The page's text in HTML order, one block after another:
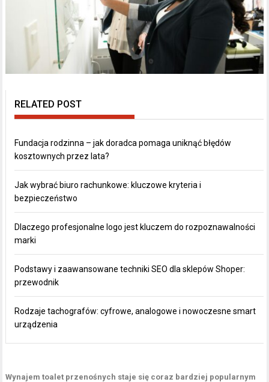
RELATED POST
Fundacja rodzinna – jak doradca pomaga uniknąć błędów
kosztownych przez lata?
Jak wybrać biuro rachunkowe: kluczowe kryteria i
bezpieczeństwo
Dlaczego profesjonalne logo jest kluczem do rozpoznawalności
marki
Podstawy i zaawansowane techniki SEO dla sklepów Shoper:
przewodnik
Rodzaje tachografów: cyfrowe, analogowe i nowoczesne smart
urządzenia
Wynajem toalet przenośnych staje się coraz bardziej popularnym